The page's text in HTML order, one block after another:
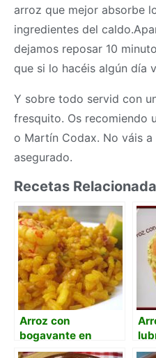
arroz que mejor absorbe
ingredientes del
dejamos reposar 10
que si lo hacéis algún día
Y sobre todo servid con
fresquito. Os recomiendo
o Martín Codax. No váis
asegurado.
Recetas
Arroz con
bogavante en
sartén de casa